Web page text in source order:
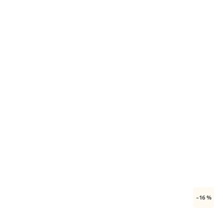
–16 %